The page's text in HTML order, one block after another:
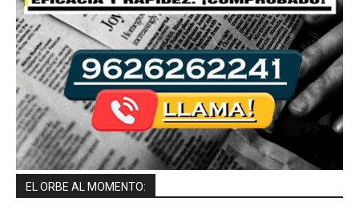
EL ORBE AL MOMENTO: